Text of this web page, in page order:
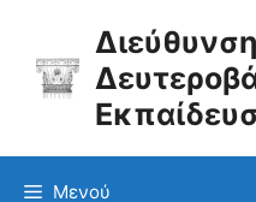
Διεύθυνση
Μενού